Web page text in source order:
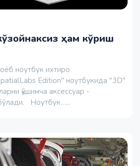
ҳам кўриш
ноутбук ихтиро
Edition" ноутбукида "3D"
қўшимча аксессуар -
Ноутбук…...